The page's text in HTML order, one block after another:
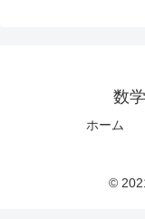
数
ホーム
©